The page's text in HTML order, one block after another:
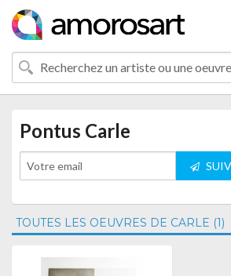
Pontus Carle
TOUTES LES OEUVRES DE CARLE (1)